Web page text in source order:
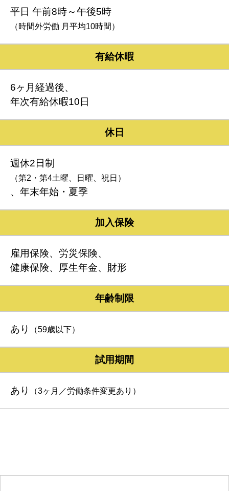
平日 午前8時～午後5時
（時間外労働 月平均10時間）
有給休暇
6ヶ月経過後、
年次有給休暇10日
休日
週休2日制
（第2・第4土曜、日曜、祝日）
、年末年始・夏季
加入保険
雇用保険、労災保険、
健康保険、厚生年金、財形
年齢制限
あり （59歳以下）
試用期間
あり （3ヶ月／労働条件変更あり）